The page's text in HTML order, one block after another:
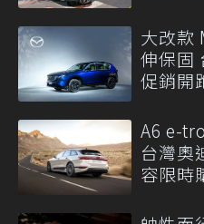
大改款
伸保固
促銷開
A6 e-
台灣奧
容限時